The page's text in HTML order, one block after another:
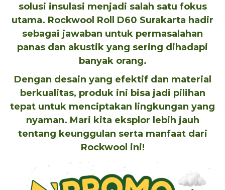
solusi insulasi menjadi salah satu fokus
utama. Rockwool Roll D60 Surakarta hadir
sebagai jawaban untuk permasalahan
panas dan akustik yang sering dihadapi
banyak orang.
Dengan desain yang efektif dan material
berkualitas, produk ini bisa jadi pilihan
tepat untuk menciptakan lingkungan yang
nyaman. Mari kita eksplor lebih jauh
tentang keunggulan serta manfaat dari
Rockwool ini!